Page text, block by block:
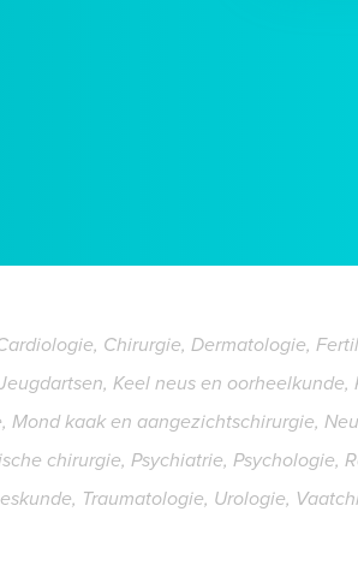
Chirurgie, Dermatologie,
Keel neus en
kaak en aangezichtschirurgie,
chirurgie, Psychiatrie, Psychologie,
Traumatologie, Urologie,